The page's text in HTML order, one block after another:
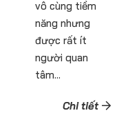
vô cùng tiềm
năng nhưng
được rất ít
người quan
tâm...
Chi tiết